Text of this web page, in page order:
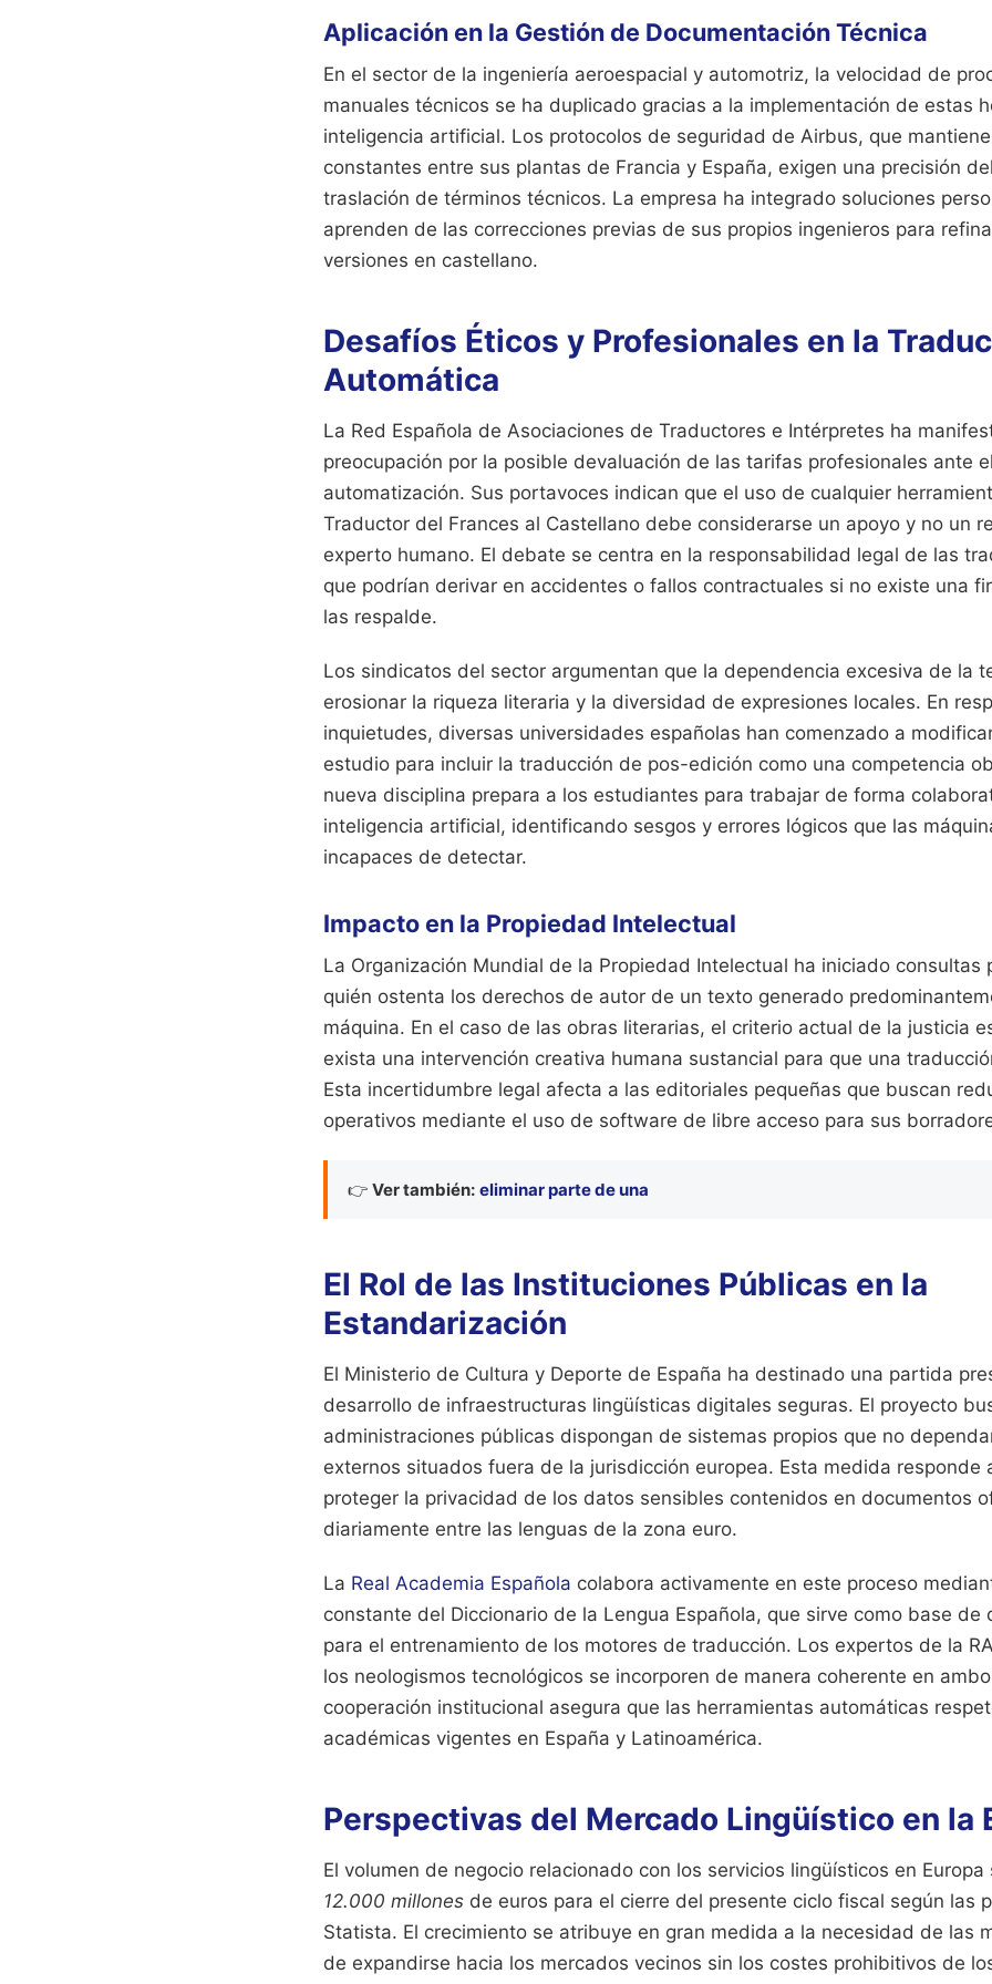
Aplicación en la Gestión de Documentación Técnica
En el sector de la ingeniería aeroespacial y automotriz, la velocidad de
manuales técnicos se ha duplicado gracias a la implementación de estas
inteligencia artificial. Los protocolos de seguridad de Airbus, que
constantes entre sus plantas de Francia y España, exigen una precisión
traslación de términos técnicos. La empresa ha integrado soluciones
aprenden de las correcciones previas de sus propios ingenieros para
versiones en castellano.
Desafíos Éticos y Profesionales en la
Automática
La Red Española de Asociaciones de Traductores e Intérpretes ha
preocupación por la posible devaluación de las tarifas profesionales ante
automatización. Sus portavoces indican que el uso de cualquier
Traductor del Frances al Castellano debe considerarse un apoyo y no un
experto humano. El debate se centra en la responsabilidad legal de las
que podrían derivar en accidentes o fallos contractuales si no existe una
las respalde.
Los sindicatos del sector argumentan que la dependencia excesiva de la
erosionar la riqueza literaria y la diversidad de expresiones locales. En
inquietudes, diversas universidades españolas han comenzado a
estudio para incluir la traducción de pos-edición como una competencia
nueva disciplina prepara a los estudiantes para trabajar de forma
inteligencia artificial, identificando sesgos y errores lógicos que las
incapaces de detectar.
Impacto en la Propiedad Intelectual
La Organización Mundial de la Propiedad Intelectual ha iniciado consultas
quién ostenta los derechos de autor de un texto generado
máquina. En el caso de las obras literarias, el criterio actual de la justicia
exista una intervención creativa humana sustancial para que una
Esta incertidumbre legal afecta a las editoriales pequeñas que buscan
operativos mediante el uso de software de libre acceso para sus
👉 Ver también: eliminar parte de una
El Rol de las Instituciones Públicas en la
Estandarización
El Ministerio de Cultura y Deporte de España ha destinado una partida
desarrollo de infraestructuras lingüísticas digitales seguras. El proyecto
administraciones públicas dispongan de sistemas propios que no
externos situados fuera de la jurisdicción europea. Esta medida responde
proteger la privacidad de los datos sensibles contenidos en documentos
diariamente entre las lenguas de la zona euro.
La Real Academia Española colabora activamente en este proceso
constante del Diccionario de la Lengua Española, que sirve como base
para el entrenamiento de los motores de traducción. Los expertos de la
los neologismos tecnológicos se incorporen de manera coherente en
cooperación institucional asegura que las herramientas automáticas
académicas vigentes en España y Latinoamérica.
Perspectivas del Mercado Lingüístico en la
El volumen de negocio relacionado con los servicios lingüísticos en Europa
12.000 millones de euros para el cierre del presente ciclo fiscal según las
Statista. El crecimiento se atribuye en gran medida a la necesidad de las
de expandirse hacia los mercados vecinos sin los costes prohibitivos de